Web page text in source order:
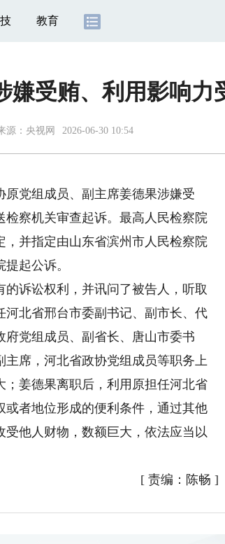
教育
嫌受贿、利用影响力
源： 央视网 2026-06-30 10:54
党组成员、副主席姜德果涉嫌受
察机关审查起诉。最高人民检察院
并指定由山东省滨州市人民检察院
起公诉。
诉讼权利，并讯问了被告人，听取
北省邢台市委副书记、副市长、代
党组成员、副省长、唐山市委书
席，河北省政协党组成员等职务上
姜德果离职后，利用原担任河北省
者地位形成的便利条件，通过其他
他人财物，数额巨大，依法应当以
[ 责编：陈畅 ]